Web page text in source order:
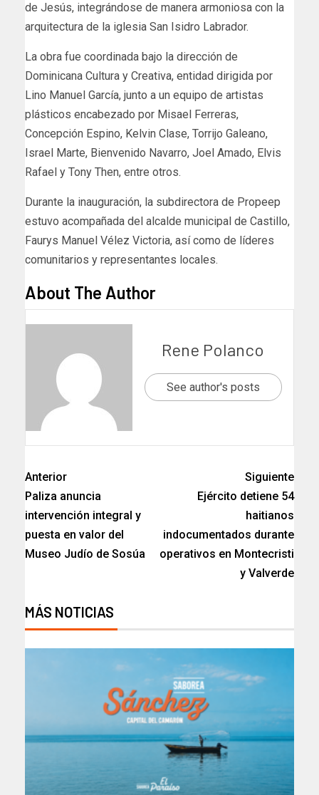
de Jesús, integrándose de manera armoniosa con la
arquitectura de la iglesia San Isidro Labrador.
La obra fue coordinada bajo la dirección de
Dominicana Cultura y Creativa, entidad dirigida por
Lino Manuel García, junto a un equipo de artistas
plásticos encabezado por Misael Ferreras,
Concepción Espino, Kelvin Clase, Torrijo Galeano,
Israel Marte, Bienvenido Navarro, Joel Amado, Elvis
Rafael y Tony Then, entre otros.
Durante la inauguración, la subdirectora de Propeep
estuvo acompañada del alcalde municipal de Castillo,
Faurys Manuel Vélez Victoria, así como de líderes
comunitarios y representantes locales.
About The Author
Rene Polanco
See author's posts
Anterior
Paliza anuncia
intervención integral y
puesta en valor del
Museo Judío de Sosúa
Siguiente
Ejército detiene 54
haitianos
indocumentados durante
operativos en Montecristi
y Valverde
MÁS NOTICIAS